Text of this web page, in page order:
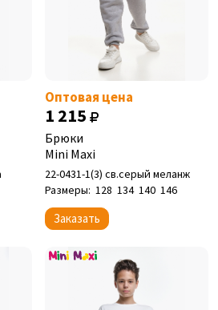
Оптовая цена
1 215
Брюки
Mini Maxi
22-0431-1(3) св.серый меланж
Размеры: 128 134 140 146
Заказать